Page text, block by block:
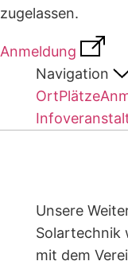
zugelassen.
Anmeldung
Navigation
Ort​Plätze​
Unsere
Solartechnik
mit dem